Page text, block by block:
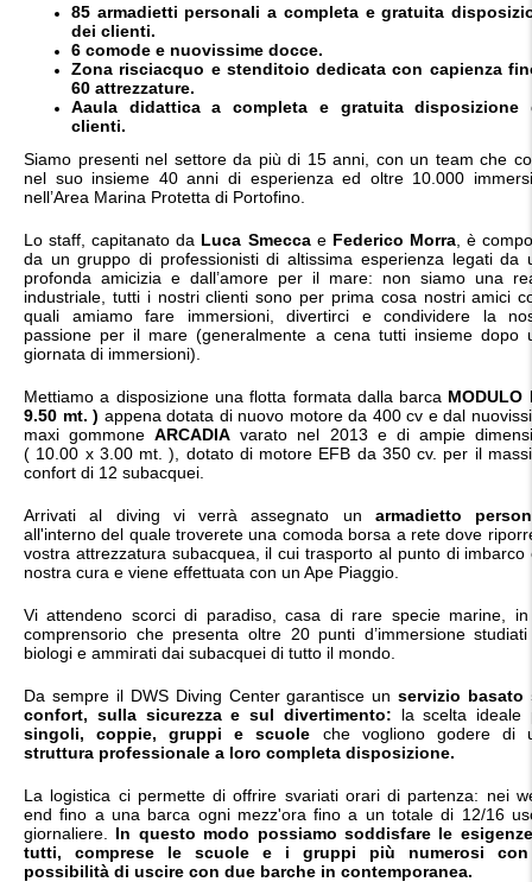
85 armadietti personali a completa e gratuita
dei clienti.
6 comode e nuovissime docce.
Zona risciacquo e stenditoio dedicata con capienza
60 attrezzature.
Aaula didattica a completa e gratuita disposizione
clienti.
Siamo presenti nel settore da più di 15 anni, con un team che
nel suo insieme 40 anni di esperienza ed oltre 10.000
nell’Area Marina Protetta di Portofino.
Lo staff, capitanato da Luca Smecca e Federico Morra, è
da un gruppo di professionisti di altissima esperienza legati da
profonda amicizia e dall’amore per il mare: non siamo una
industriale, tutti i nostri clienti sono per prima cosa nostri amici
quali amiamo fare immersioni, divertirci e condividere la
passione per il mare (generalmente a cena tutti insieme dopo
giornata di immersioni).
Mettiamo a disposizione una flotta formata dalla barca MODULO
9.50 mt. ) appena dotata di nuovo motore da 400 cv e dal
maxi gommoneARCADIA varato nel 2013 e di ampie
( 10.00 x 3.00 mt. ), dotato di motore EFB da 350 cv. per il
confort di 12 subacquei.
Arrivati al diving vi verrà assegnato un armadietto
all'interno del quale troverete una comoda borsa a rete dove
vostra attrezzatura subacquea, il cui trasporto al punto di imbarco
nostra cura e viene effettuata con un Ape Piaggio.
Vi attendeno scorci di paradiso, casa di rare specie marine,
comprensorio che presenta oltre 20 punti d’immersione
biologi e ammirati dai subacquei di tutto il mondo.
Da sempre il DWS Diving Center garantisce unservizio basato
confort, sulla sicurezza e sul divertimento: la scelta ideale
singoli, coppie, gruppi e scuole che vogliono godere di
struttura professionale a loro completa disposizione.
La logistica ci permette di offrire svariati orari di partenza: nei
end fino a una barca ogni mezz'ora fino a un totale di 12/16
giornaliere. In questo modo possiamo soddisfare le
tutti, comprese le scuole e i gruppi più numerosi
possibilità di uscire con due barche in contemporanea.